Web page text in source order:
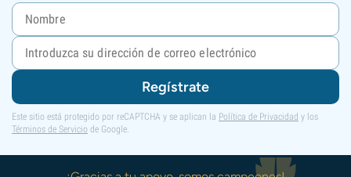
Regístrate
Este sitio está protegido por reCAPTCHA y se aplican la Política de Privacidad y los
Términos de Servicio de Google.